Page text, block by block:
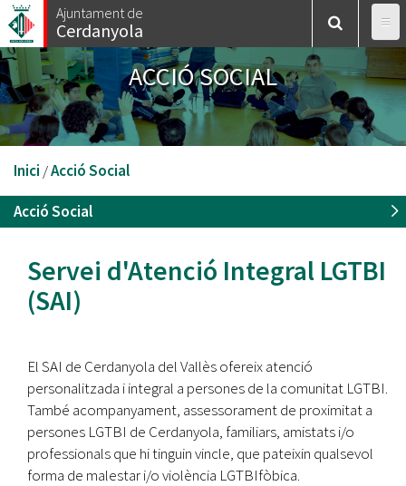
Vés
al
contingut
Ajuntament de
Cerdanyola
ACCIÓ SOCIAL
Esteu
aquí
Inici /Acció Social
Acció Social
Servei d'Atenció Integral LGTBI
(SAI)
El SAI de Cerdanyola del Vallès ofereix atenció
personalitzada i integral a persones de la comunitat LGTBI.
També acompanyament, assessorament de proximitat a
persones LGTBI de Cerdanyola, familiars, amistats i/o
professionals que hi tinguin vincle, que pateixin qualsevol
forma de malestar i/o violència LGTBIfòbica.